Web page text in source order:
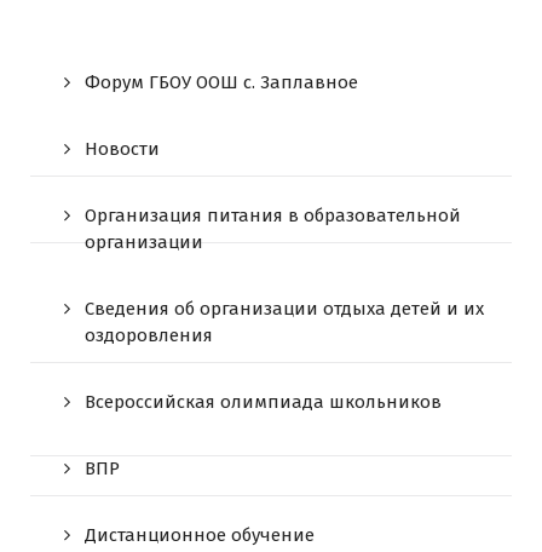
Форум ГБОУ ООШ c. Заплавное
Новости
Организация питания в образовательной
организации
Сведения об организации отдыха детей и их
оздоровления
Всероссийская олимпиада школьников
ВПР
Дистанционное обучение